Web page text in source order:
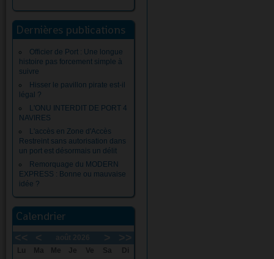
Dernières publications
Officier de Port : Une longue
histoire pas forcement simple à
suivre
Hisser le pavillon pirate est-il
légal ?
L'ONU INTERDIT DE PORT 4
NAVIRES
L'accès en Zone d'Accès
Restreint sans autorisation dans
un port est désormais un délit
Remorquage du MODERN
EXPRESS : Bonne ou mauvaise
idée ?
Calendrier
Lu Ma Me Je Ve Sa
Di